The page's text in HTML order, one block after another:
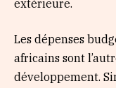
extérieure.
Les dépenses
africains sont
développement.